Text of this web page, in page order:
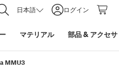
日本語 ログイン
マテリアル 部品& アクセ
MMU3